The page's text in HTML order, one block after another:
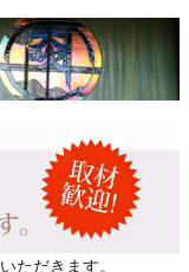
ただきます。